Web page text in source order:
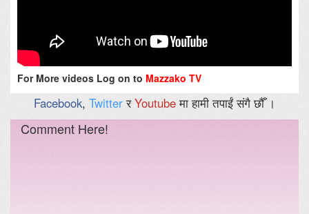
For More videos Log on to Mazzako TV
Facebook, TwitterरYoutubeमा हामी तपाईं संगै छौँ ।
Comment Here!